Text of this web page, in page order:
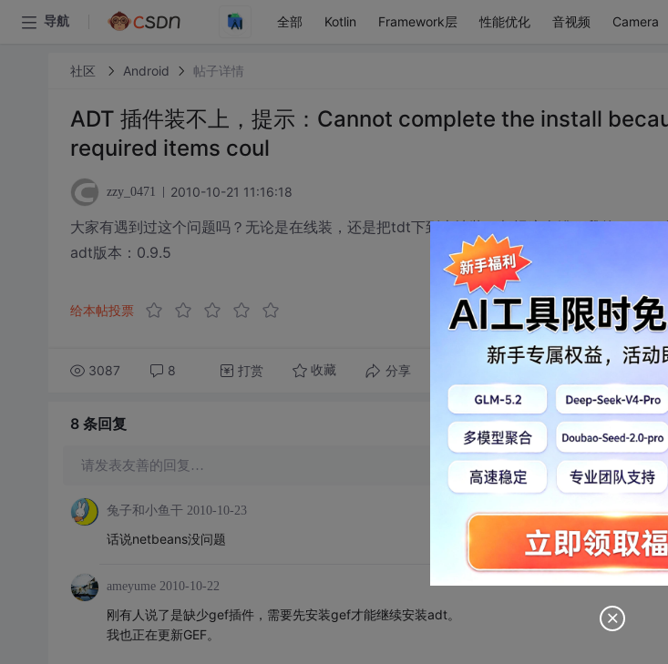
导航 全部 Kotlin Framework层 性能优化 音视频 Camera
社区 Android 帖子详情
ADT 插件装不上，提示：Cannot complete the install
required items coul
zzy_0471 2010-10-21 11:16:18
大家有遇到过这个问题吗？无论是在线装，还是把tdt下到本地装，都报这个错。我的
adt版本：0.9.5
给本帖投票
3087 8 打赏 收藏 分享
8 条回复
请发表友善的回复…
兔子和小鱼干 2010-10-23
话说netbeans没问题
ameyume 2010-10-22
刚有人说了是缺少gef插件，需要先安装gef才能继续安装adt。
我也正在更新GEF。